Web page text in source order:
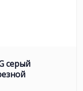
серый